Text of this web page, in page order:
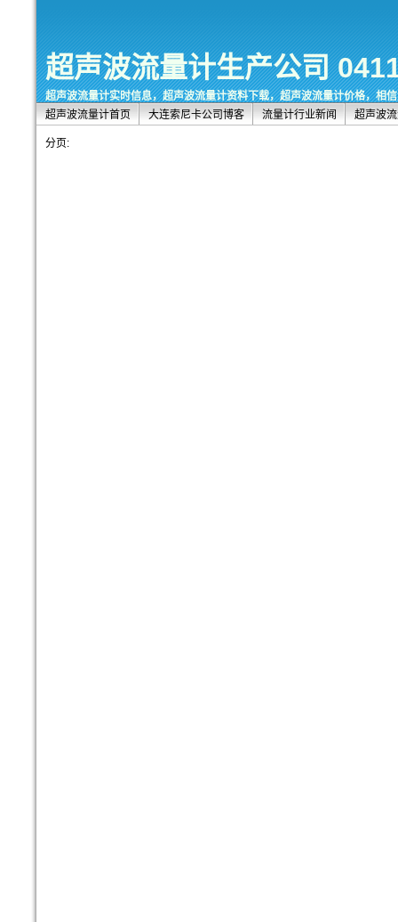
超声波流量计生产公司
超声波流量计实时信息，超声波流量计资料下载，超声波流量计价格，相
超声波流量计首页
大连索尼卡公司博客 流量计行业新闻 超声波
分页: